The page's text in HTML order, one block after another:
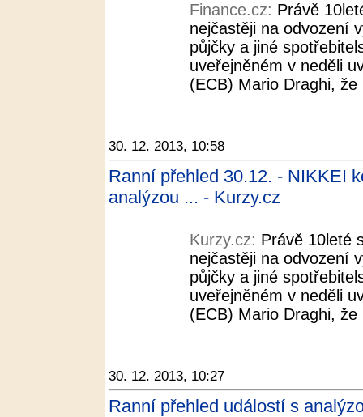
Finance.cz: Právě
nejčastěji na odvození
půjčky a jiné
uveřejněném v neděli
(ECB) Mario Draghi,
30. 12. 2013, 10:58
Ranní přehled 30.12. - NIKKEI
analýzou ... - Kurzy.cz
Kurzy.cz: Právě 10leté
nejčastěji na odvození
půjčky a jiné
uveřejněném v neděli
(ECB) Mario Draghi,
30. 12. 2013, 10:27
Ranní přehled událostí s